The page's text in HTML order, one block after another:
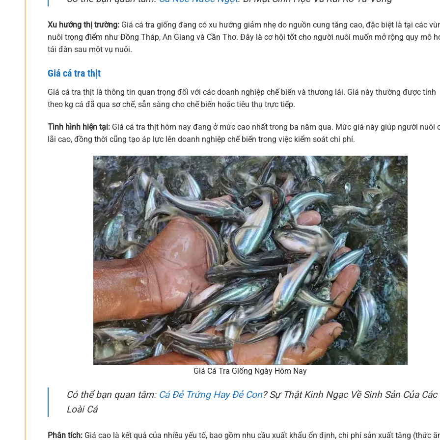
Xu hướng thị trường: Giá cá tra giống đang có xu hướng giảm nhẹ do nguồn cung tăng cao, đặc biệt là tại các
nuôi trọng điểm như Đồng Tháp, An Giang và Cần Thơ. Đây là cơ hội tốt cho người nuôi muốn mở rộng quy mô
tái đàn sau một vụ nuôi.
Giá cá tra thịt
Giá cá tra thịt là thông tin quan trọng đối với các doanh nghiệp chế biến và thương lái. Giá này thường được tính
theo kg cá đã qua sơ chế, sẵn sàng cho chế biến hoặc tiêu thụ trực tiếp.
Tình hình hiện tại: Giá cá tra thịt hôm nay đang ở mức cao nhất trong ba năm qua. Mức giá này giúp người nuôi
lãi cao, đồng thời cũng tạo áp lực lên doanh nghiệp chế biến trong việc kiểm soát chi phí.
Giá Cá Tra Giống Ngày Hôm Nay
Có thể bạn quan tâm: Cá Đẻ Trứng Hay Đẻ Con? Sự Thật Kinh Ngạc Về Sinh Sản Của Các
Loài Cá
Phân tích: Giá cao là kết quả của nhiều yếu tố, bao gồm nhu cầu xuất khẩu ổn định, chi phí sản xuất tăng (thức